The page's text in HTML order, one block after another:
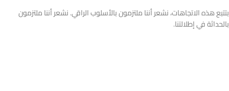
بتتبع هذه الاتجاهات، نشعر أننا ملتزمون بالأسلوب الراقي. نشعر أننا ملتزمون
بالحداثة في إطلالتنا.